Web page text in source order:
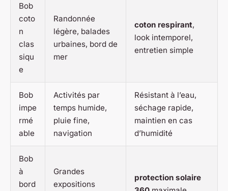
Bob
coto
n
clas
siqu
e
Randonnée
légère, balades
urbaines, bord de
mer
coton respirant,
look intemporel,
entretien simple
Bob
impe
rmé
able
Activités par
temps humide,
pluie fine,
navigation
Résistant à l’eau,
séchage rapide,
maintien en cas
d’humidité
Bob
à
bord
Grandes
expositions
protection solaire